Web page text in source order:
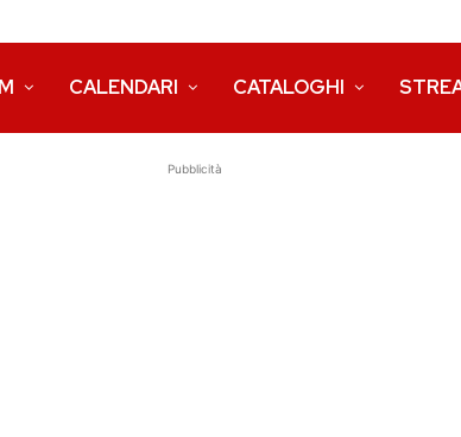
CALENDARI CATALOGHI
Pubblicità